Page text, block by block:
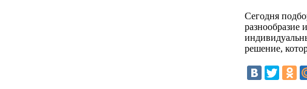
Сегодня
разнообразие
решение,